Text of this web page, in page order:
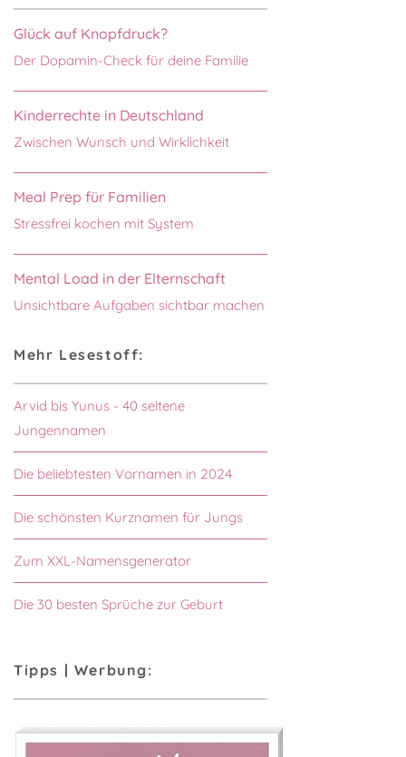
Glück auf Knopfdruck?
Der Dopamin-Check für deine Familie
Kinderrechte in Deutschland
Zwischen Wunsch und Wirklichkeit
Meal Prep für Familien
Stressfrei kochen mit System
Mental Load in der Elternschaft
Unsichtbare Aufgaben sichtbar machen
Mehr Lesestoff:
Arvid bis Yunus - 40 seltene
Jungennamen
Die beliebtesten Vornamen in 2024
Die schönsten Kurznamen für Jungs
Zum XXL-Namensgenerator
Die 30 besten Sprüche zur Geburt
Tipps | Werbung: